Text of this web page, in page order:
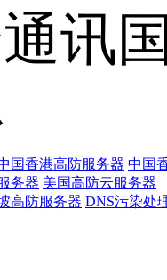
讯
国香港高防服务器 中国
务器 美国高防云服务器
高防服务器 DNS污染处